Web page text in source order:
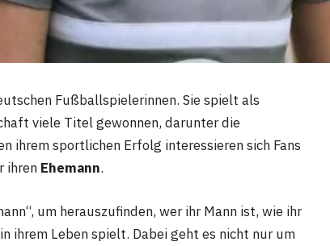
Fußballspielerinnen. Sie spielt als
viele Titel gewonnen, darunter die
ihrem sportlichen Erfolg interessieren sich Fans
ihren Ehemann.
um herauszufinden, wer ihr Mann ist, wie ihr
ihrem Leben spielt. Dabei geht es nicht nur um